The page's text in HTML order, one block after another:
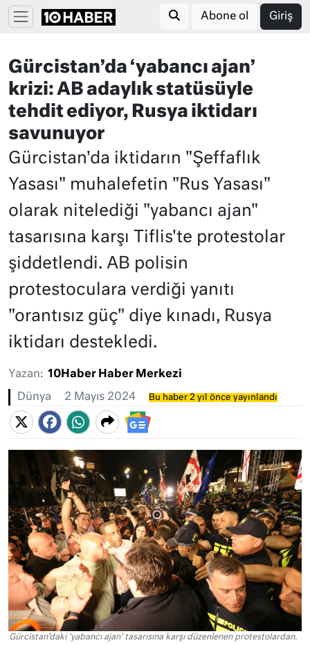
Abone ol Giriş
Gürcistan’da ‘yabancı ajan’
krizi: AB adaylık statüsüyle
tehdit ediyor, Rusya iktidarı
savunuyor
Gürcistan'da iktidarın "Şeffaflık
Yasası" muhalefetin "Rus Yasası"
olarak nitelediği "yabancı ajan"
tasarısına karşı Tiflis'te protestolar
şiddetlendi. AB polisin
protestoculara verdiği yanıtı
"orantısız güç" diye kınadı, Rusya
iktidarı destekledi.
Yazan: 10Haber Haber Merkezi
Dünya 2 Mayıs 2024 Bu haber 2 yıl önce yayınlandı
Gürcistan'daki 'yabancı ajan' tasarısına karşı düzenlenen protestolardan.